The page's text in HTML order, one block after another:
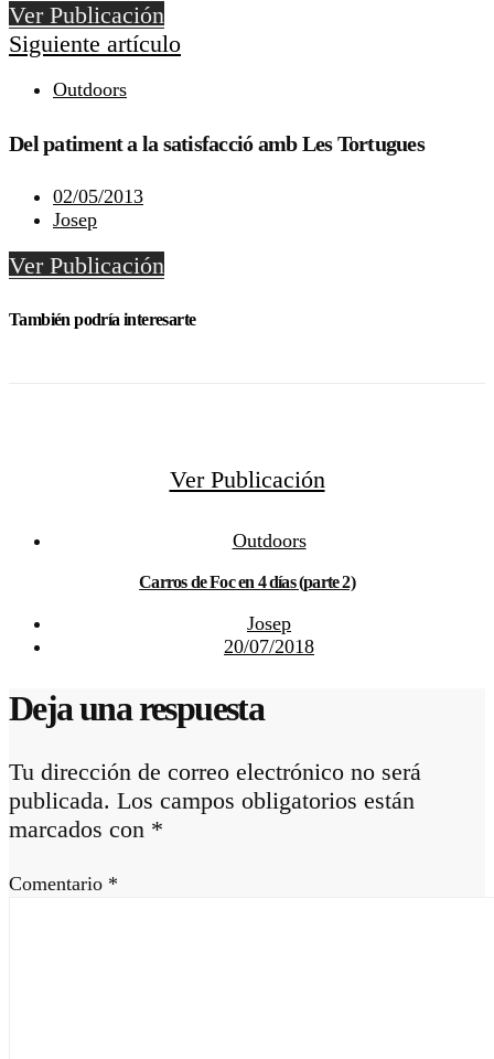
Ver Publicación
Siguiente artículo
Outdoors
Del patiment a la satisfacció amb Les Tortugues
02/05/2013
Josep
Ver Publicación
También podría interesarte
Ver Publicación
Outdoors
Carros de Foc en 4 días (parte 2)
Josep
20/07/2018
Deja una respuesta
Tu dirección de correo electrónico no será
publicada. Los campos obligatorios están
marcados con *
Comentario *